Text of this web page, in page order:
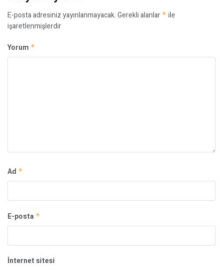
E-posta adresiniz yayınlanmayacak.Gerekli alanlar * ile
işaretlenmişlerdir
Yorum *
Ad *
E-posta *
İnternet sitesi